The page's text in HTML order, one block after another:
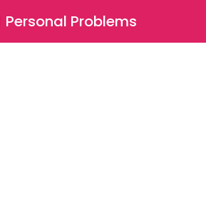
⚲
Personal Problems